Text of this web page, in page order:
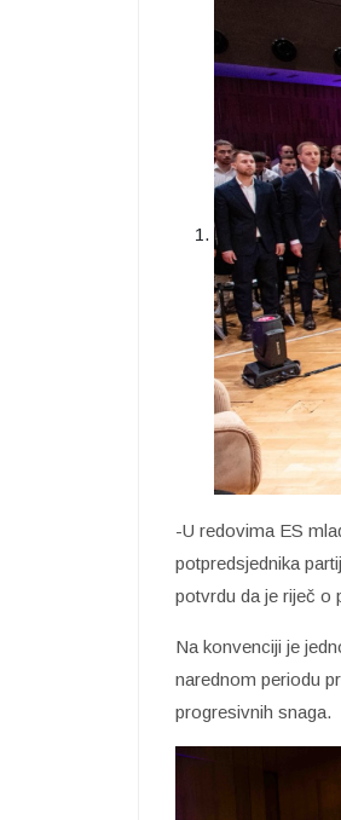
-U redovima ES
potpredsjednika
potvrdu da je riječ o
Na konvenciji je
narednom periodu
progresivnih snaga.